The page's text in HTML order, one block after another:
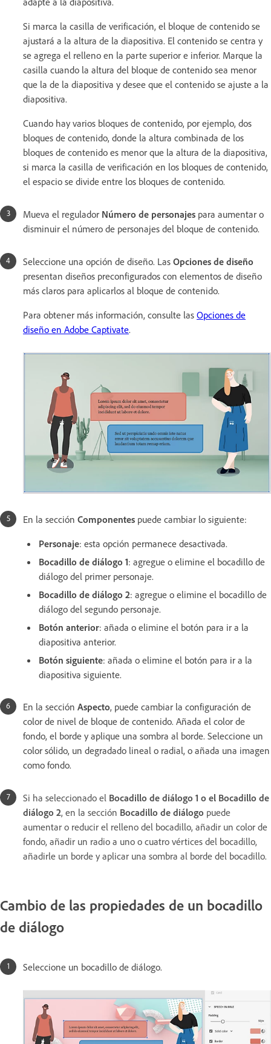
Si marca la casilla de verificación, el bloque de contenido se
ajustará a la altura de la diapositiva. El contenido se centra y
se agrega el relleno en la parte superior e inferior. Marque la
casilla cuando la altura del bloque de contenido sea menor
que la de la diapositiva y desee que el contenido se ajuste a la
diapositiva.
Cuando hay varios bloques de contenido, por ejemplo, dos
bloques de contenido, donde la altura combinada de los
bloques de contenido es menor que la altura de la diapositiva,
si marca la casilla de verificación en los bloques de contenido,
el espacio se divide entre los bloques de contenido.
Mueva el regulador Número de personajes para aumentar o
disminuir el número de personajes del bloque de contenido.
Seleccione una opción de diseño. Las Opciones de diseño
presentan diseños preconfigurados con elementos de diseño
más claros para aplicarlos al bloque de contenido.
Para obtener más información, consulte las Opciones de
diseño en Adobe Captivate.
En la sección Componentes puede cambiar lo siguiente:
Personaje: esta opción permanece desactivada.
Bocadillo de diálogo 1: agregue o elimine el bocadillo de
diálogo del primer personaje.
Bocadillo de diálogo 2: agregue o elimine el bocadillo de
diálogo del segundo personaje.
Botón anterior: añada o elimine el botón para ir a la
diapositiva anterior.
Botón siguiente: añada o elimine el botón para ir a la
diapositiva siguiente.
En la sección Aspecto, puede cambiar la configuración de
color de nivel de bloque de contenido. Añada el color de
fondo, el borde y aplique una sombra al borde. Seleccione un
color sólido, un degradado lineal o radial, o añada una imagen
como fondo.
Si ha seleccionado el Bocadillo de diálogo 1 o el Bocadillo de
diálogo 2, en la sección Bocadillo de diálogo puede
aumentar o reducir el relleno del bocadillo, añadir un color de
fondo, añadir un radio a uno o cuatro vértices del bocadillo,
añadirle un borde y aplicar una sombra al borde del bocadillo.
Cambio de las propiedades de un bocadillo
de diálogo
Seleccione un bocadillo de diálogo.